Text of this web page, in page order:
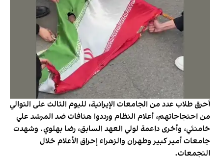
أحرق طلاب عدد من الجامعات الإيرانية، لليوم الثالث على التوالي
من احتجاجاتهم، أعلام النظام ورددوا هتافات ضد المرشد علي
خامنئي، وأخرى داعمة لولي العهد السابق، رضا بهلوي. وشهدت
جامعات أمير كبير وطهران والزهراء إحراق الأعلام خلال
التجمعات.